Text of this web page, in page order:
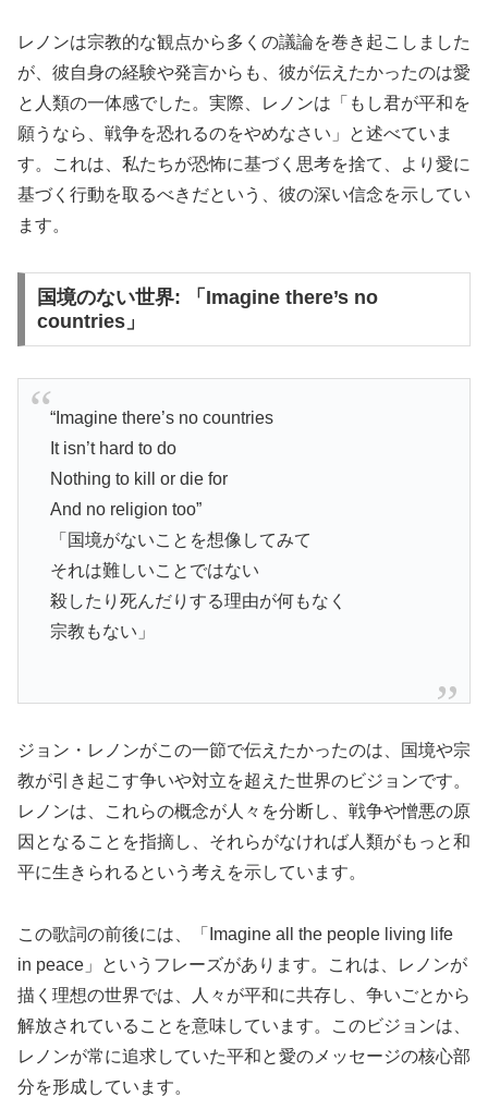
レノンは宗教的な観点から多くの議論を巻き起こしました
が、彼自身の経験や発言からも、彼が伝えたかったのは愛
と人類の一体感でした。実際、レノンは「もし君が平和を
願うなら、戦争を恐れるのをやめなさい」と述べていま
す。これは、私たちが恐怖に基づく思考を捨て、より愛に
基づく行動を取るべきだという、彼の深い信念を示してい
ます。
国境のない世界: 「Imagine there’s no
countries」
“Imagine there’s no countries
It isn’t hard to do
Nothing to kill or die for
And no religion too”
「国境がないことを想像してみて
それは難しいことではない
殺したり死んだりする理由が何もなく
宗教もない」
ジョン・レノンがこの一節で伝えたかったのは、国境や宗
教が引き起こす争いや対立を超えた世界のビジョンです。
レノンは、これらの概念が人々を分断し、戦争や憎悪の原
因となることを指摘し、それらがなければ人類がもっと和
平に生きられるという考えを示しています。
この歌詞の前後には、「Imagine all the people living life
in peace」というフレーズがあります。これは、レノンが
描く理想の世界では、人々が平和に共存し、争いごとから
解放されていることを意味しています。このビジョンは、
レノンが常に追求していた平和と愛のメッセージの核心部
分を形成しています。